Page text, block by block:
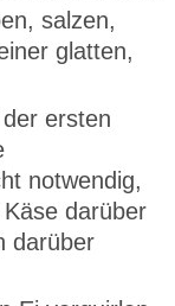
salzen,
glatten,
ersten
notwendig,
darüber
darüber